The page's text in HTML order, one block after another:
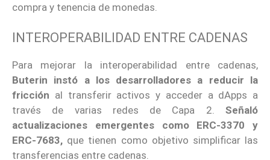
compra y tenencia de monedas.
INTEROPERABILIDAD ENTRE CADENAS
Para mejorar la interoperabilidad entre cadenas,
Buterin instó a los desarrolladores a reducir la
fricción al transferir activos y acceder a dApps a
través de varias redes de Capa 2. Señaló
actualizaciones emergentes como ERC-3370 y
ERC-7683, que tienen como objetivo simplificar las
transferencias entre cadenas.